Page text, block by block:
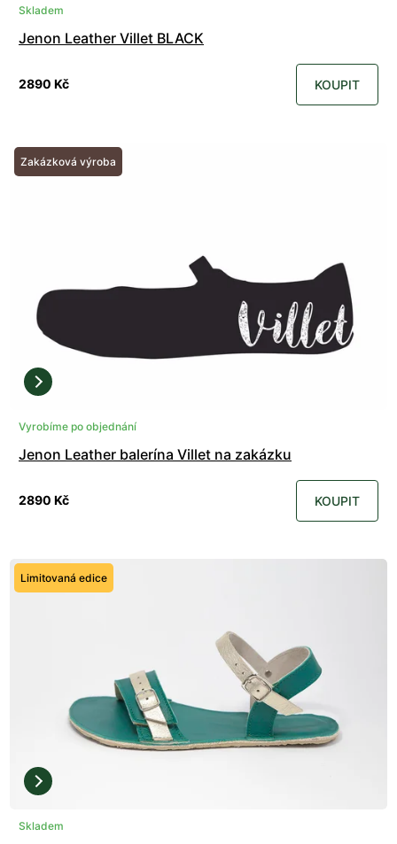
Skladem
Jenon Leather Villet BLACK
2890 Kč KOUPIT
Zakázková výroba
Vyrobíme po objednání
Jenon Leather balerína Villet na zakázku
2890 Kč KOUPIT
Limitovaná edice
Skladem